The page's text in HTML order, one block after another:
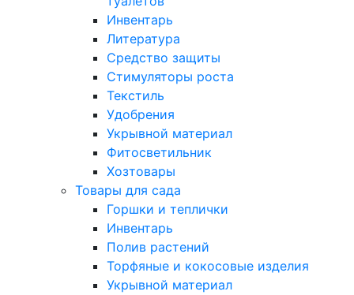
Инвентарь
Литература
Средство защиты
Стимуляторы роста
Текстиль
Удобрения
Укрывной материал
Фитосветильник
Хозтовары
Товары для сада
Горшки и теплички
Инвентарь
Полив растений
Торфяные и кокосовые изделия
Укрывной материал